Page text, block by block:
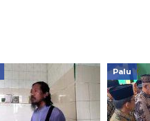
Palu